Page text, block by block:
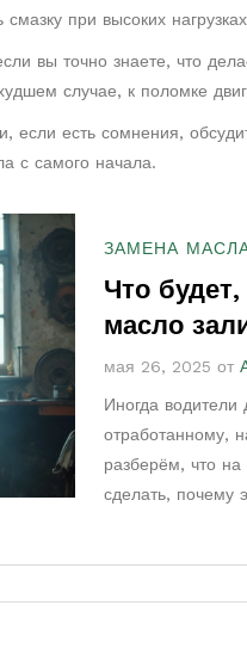
при высоких
вы точно знаете, что
случае, к поломке
если есть сомнения,
с самого начала.
ЗАМЕНА
Что
масло
мая 26, 2025 от
Иногда
отработанному,
разберём, что
сделать, почему